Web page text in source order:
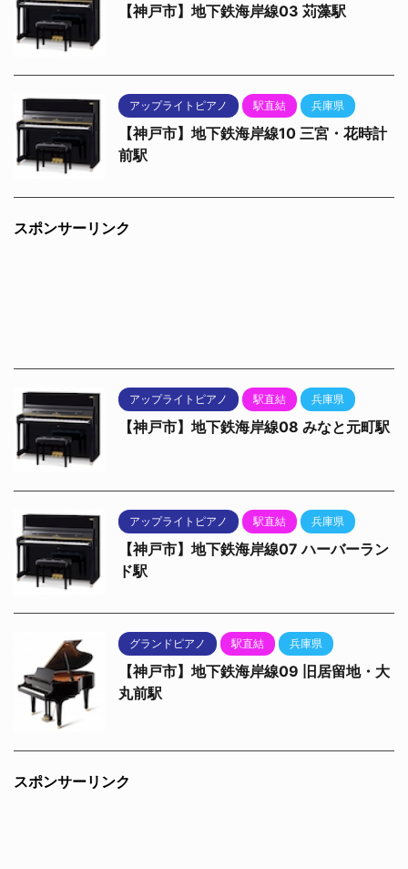
【神戸市】地下鉄海岸線03 苅藻駅
アップライトピアノ 駅直結 兵庫県
【神戸市】地下鉄海岸線10 三宮・花時計
前駅
スポンサーリンク
アップライトピアノ 駅直結 兵庫県
【神戸市】地下鉄海岸線08 みなと元町駅
アップライトピアノ 駅直結 兵庫県
【神戸市】地下鉄海岸線07 ハーバーラン
ド駅
グランドピアノ 駅直結 兵庫県
【神戸市】地下鉄海岸線09 旧居留地・大
丸前駅
スポンサーリンク